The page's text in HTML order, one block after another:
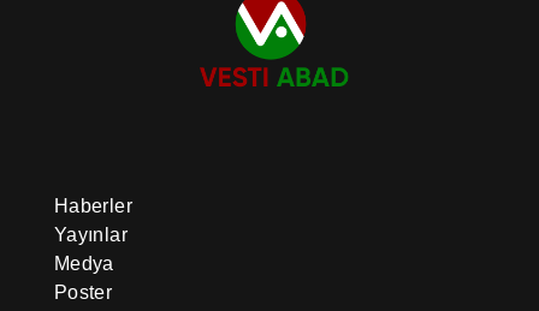
Haberler
Yayınlar
Medya
Poster